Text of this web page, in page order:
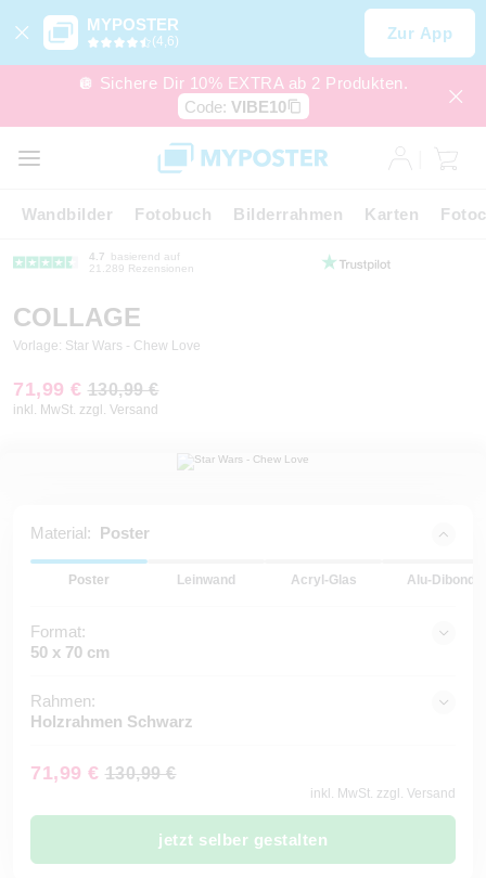
MYPOSTER
(4,6) Zur App
🪩 Sichere Dir 10% EXTRA ab 2 Produkten.
Code: VIBE10
Wandbilder Fotobuch Bilderrahmen Karten
4.7
basierend auf
21.289 Rezensionen
COLLAGE
Vorlage: Star Wars - Chew Love
71,99 € 130,99 €
inkl. MwSt. zzgl. Versand
Material: Poster
Poster Leinwand Acryl-Glas Alu-Dibond
Format:
50 x 70 cm
Rahmen:
Holzrahmen Schwarz
71,99 € 130,99 €
inkl. MwSt. zzgl. Versand
jetzt selber gestalten